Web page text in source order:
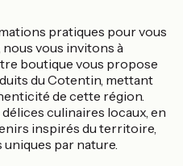
pratiques pour vous
nous vous invitons à
boutique vous propose
du Cotentin, mettant
de cette région.
culinaires locaux, en
inspirés du territoire,
uniques par nature.